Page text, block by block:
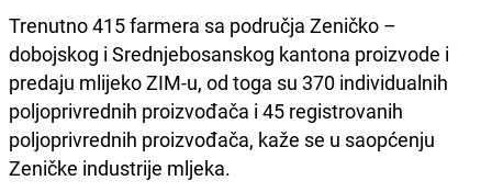
Trenutno 415 farmera sa područja Zeničko –
dobojskog i Srednjebosanskog kantona proizvode i
predaju mlijeko ZIM-u, od toga su 370 individualnih
poljoprivrednih proizvođača i 45 registrovanih
poljoprivrednih proizvođača, kaže se u saopćenju
Zeničke industrije mljeka.